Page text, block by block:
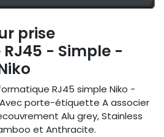
prise
- Simple -
RJ45 simple Niko -
porte-étiquette A associer
Alu grey, Stainless
et Anthracite.